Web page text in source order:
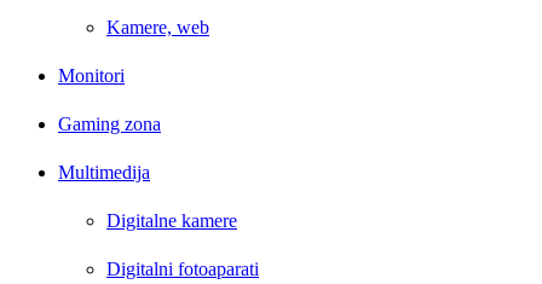
Kamere, web
Monitori
Gaming zona
Multimedija
Digitalne kamere
Digitalni fotoaparati